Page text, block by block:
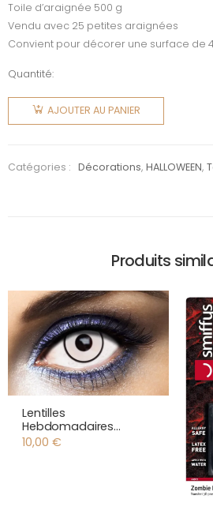
Toile d’araignée 500 g
Vendu avec 25 petites araignées
Convient pour décorer une surface de
Quantité:
quantité
de Toile
d’araignée
AJOUTER AU PANIER
Catégories : Décorations,HALLOWEEN,
Produits
Lentilles
Hebdomadaires
Manson
10,00 €